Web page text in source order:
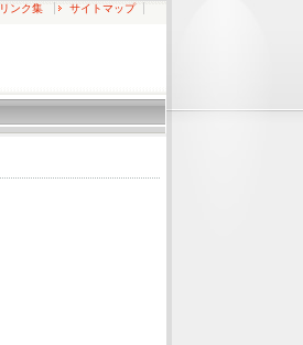
リンク集 サイトマップ